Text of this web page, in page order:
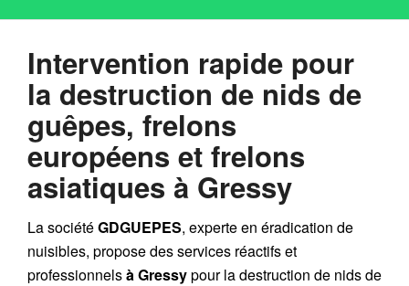
Intervention rapide pour
la destruction de nids de
guêpes, frelons
européens et frelons
asiatiques à Gressy
La sociétéGDGUEPES, experte en éradication de
nuisibles, propose des services réactifs et
professionnelsà Gressypour la destruction de nids de